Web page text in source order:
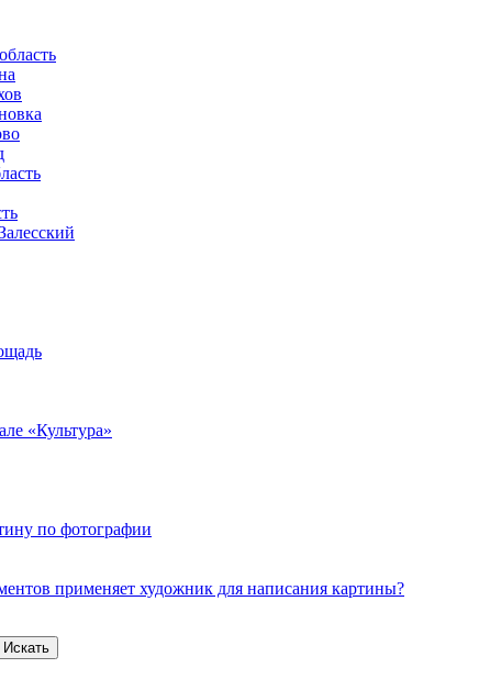
«Культура»
по фотографии
применяет художник для написания картины?